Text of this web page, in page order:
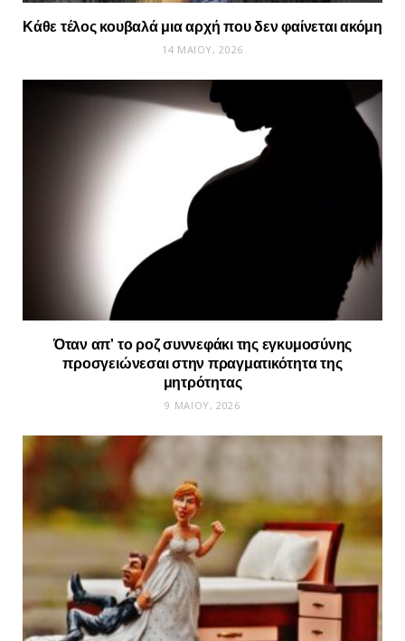
Κάθε τέλος κουβαλά μια αρχή που δεν φαίνεται ακόμη
14 ΜΑΪ́ΟΥ, 2026
Όταν απ’ το ροζ συννεφάκι της εγκυμοσύνης
προσγειώνεσαι στην πραγματικότητα της
μητρότητας
9 ΜΑΪ́ΟΥ, 2026